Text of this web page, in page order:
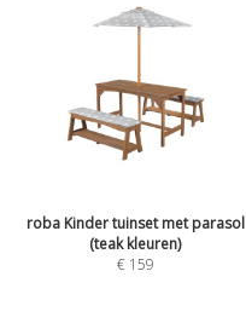
roba Kinder tuinset met parasol
(teak kleuren)
€ 159